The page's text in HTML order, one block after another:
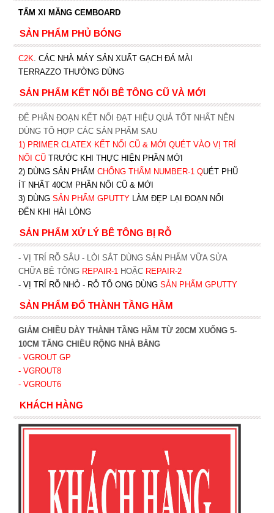
TẤM XI MĂNG CEMBOARD
SẢN PHẨM PHỦ BÓNG
C2K. CÁC NHÀ MÁY SẢN XUẤT GẠCH ĐÁ MÀI
TERRAZZO THƯỜNG DÙNG
SẢN PHẨM KẾT NỐI BÊ TÔNG CŨ VÀ MỚI
ĐỂ PHÂN ĐOẠN KẾT NỐI ĐẠT HIỆU QUẢ TỐT NHẤT NÊN
DÙNG TỔ HỢP CÁC SẢN PHẨM SAU
1) PRIMER CLATEX KẾT NỐI CŨ & MỚI QUÉT VÀO VỊ TRÍ
NỐI CŨ TRƯỚC KHI THỰC HIỆN PHẦN MỚI
2) DÙNG SẢN PHẨM CHỐNG THẤM NUMBER-1QUÉT PHŨ
ÍT NHẤT 40CM PHẦN NỐI CŨ & MỚI
3) DÙNG SẢN PHẨM GPUTTY LÀM ĐẸP LẠI ĐOẠN NỐI
ĐẾN KHI HÀI LÒNG
SẢN PHẨM XỬ LÝ BÊ TÔNG BỊ RỖ
- VỊ TRÍ RỖ SÂU - LÒI SẮT DÙNG SẢN PHẨM VỮA SỬA
CHỮA BÊ TÔNG REPAIR-1HOẶC REPAIR-2
- VỊ TRÍ RỖ NHỎ - RỖ TỔ ONG DÙNG SẢN PHẨM GPUTTY
SẢN PHẨM ĐỔ THÀNH TẦNG HẦM
GIẢM CHIỀU DÀY THÀNH TẦNG HẦM TỪ 20CM XUỐNG 5-
10CM TĂNG CHIỀU RỘNG NHÀ BẰNG
- VGROUT GP
- VGROUT8
- VGROUT6
KHÁCH HÀNG